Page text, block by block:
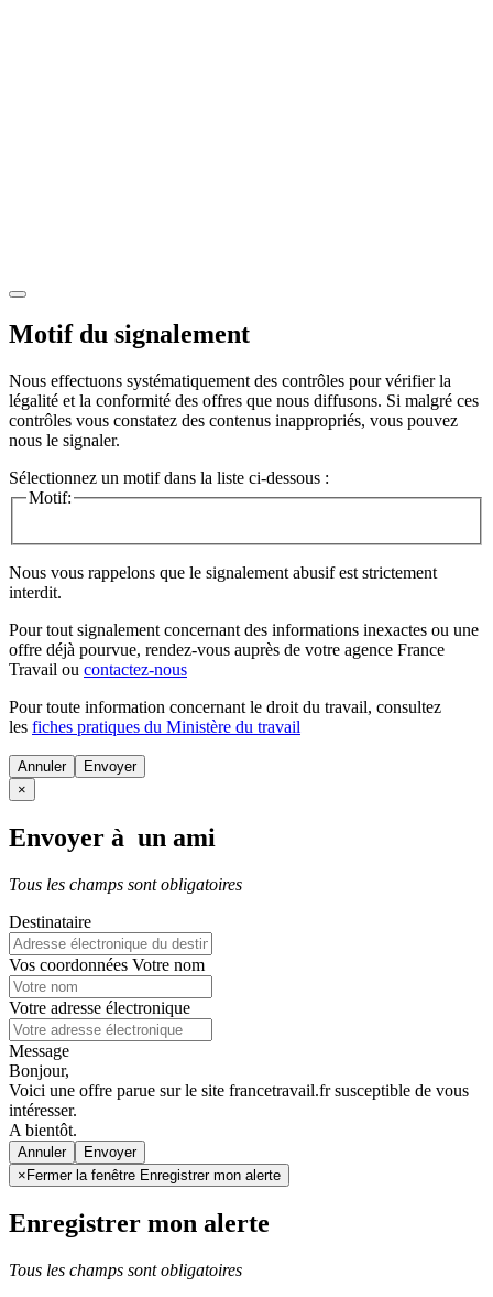
Motif du signalement
Nous effectuons systématiquement des contrôles pour vérifier la
légalité et la conformité des offres que nous diffusons. Si malgré ces
contrôles vous constatez des contenus inappropriés, vous pouvez
nous le signaler.
Sélectionnez un motif dans la liste ci-dessous :
Motif:
Nous vous rappelons que le signalement abusif est strictement
interdit.
Pour tout signalement concernant des informations inexactes ou une
offre déjà pourvue, rendez-vous auprès de votre agence France
Travail ou contactez-nous
Pour toute information concernant le droit du travail, consultez
les fiches pratiques du Ministère du travail
Annuler
×
Envoyer à un ami
Tous les champs sont obligatoires
Destinataire
Vos coordonnées Votre nom
Votre adresse électronique
Message
Bonjour,
Voici une offre parue sur le site francetravail.fr susceptible de vous
intéresser.
A bientôt.
Annuler
× Fermer la fenêtre Enregistrer mon alerte
Enregistrer mon alerte
Tous les champs sont obligatoires